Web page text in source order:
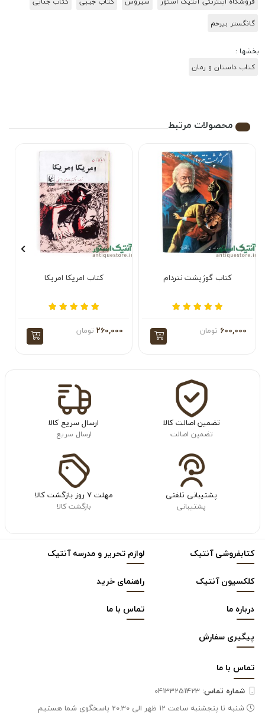
گانگستر بیرحم
بخشها :
کتاب داستان و رمان
محصولات مرتبط
کتاب گوژپشت نتردام
600,000 تومان
کتاب امریکا امریکا
260,000 تومان
تضمین اصالت کالا
تضمین اصالت
ارسال سریع کالا
ارسال سریع
پشتیبانی تلفنی
پشتیبانی
مهلت ۷ روز بازگشت کالا
بازگشت کالا
کتابفروشی آنتیک
لوازم تحریر و مدرسه آنتیک
کلکسیون آنتیک
راهنمای خرید
درباره ما
تماس با ما
پیگیری سفارش
تماس با ما
شماره تماس‌:
شنبه تا پنجشنبه ساعت 12 ظهر الی 20.30 پاسخگوی شما هستیم